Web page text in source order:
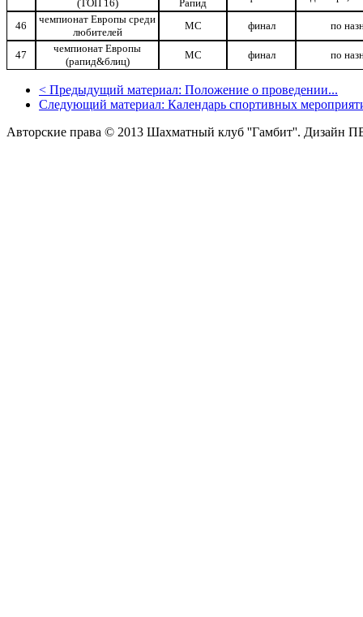
(ТОП 16) Рапид
46
чемпионат Европы среди
любителей
МС финал по
47
чемпионат Европы
(рапид&блиц)
МС финал по
< Предыдущий материал: Положение о проведении...
Следующий материал: Календарь спортивных
Авторские права © 2013 Шахматный клуб ''Гамбит''. Дизайн